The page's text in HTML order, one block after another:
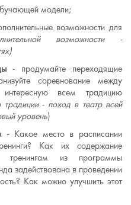
модели;
возможности для
возможности -
- продумайте переходящие
соревнование между
всем традицию
традиции - поход в театр всей
уровень)
- Какое место в расписании
Как их содержание
тренингам из программы
задействована в проведении
Как можно улучшить этот